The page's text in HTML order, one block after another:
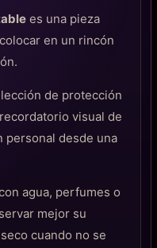
es una pieza
en un rincón
de protección
visual de
personal desde una
agua, perfumes o
mejor su
cuando no se